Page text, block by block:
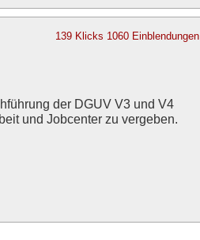
139 Klicks 1060 Einblendungen
der DGUV V3 und V4
und Jobcenter zu vergeben.